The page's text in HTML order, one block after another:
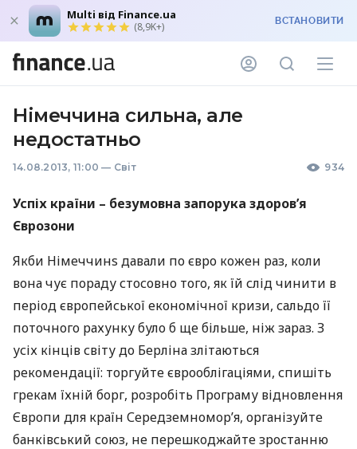
Multi від Finance.ua
(8,9K+) ВСТАНОВИТИ
Німеччина сильна, але
недостатньо
14.08.2013, 11:00 — Світ 934
Успіх країни – безумовна запорука здоров’я
Єврозони
Якби Німеччинs давали по євро кожен раз, коли
вона чує пораду стосовно того, як їй слід чинити в
період європейської економічної кризи, сальдо її
поточного рахунку було б ще більше, ніж зараз. З
усіх кінців світу до Берліна злітаються
рекомендації: торгуйте єврооблігаціями, спишіть
грекам їхній борг, розробіть Програму відновлення
Європи для країн Середземномор’я, організуйте
банківський союз, не перешкоджайте зростанню